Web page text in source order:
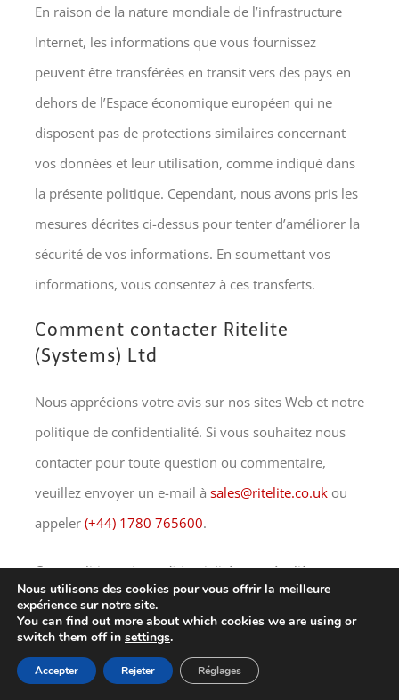
En raison de la nature mondiale de l’infrastructure
Internet, les informations que vous fournissez
peuvent être transférées en transit vers des pays en
dehors de l’Espace économique européen qui ne
disposent pas de protections similaires concernant
vos données et leur utilisation, comme indiqué dans
la présente politique. Cependant, nous avons pris les
mesures décrites ci-dessus pour tenter d’améliorer la
sécurité de vos informations. En soumettant vos
informations, vous consentez à ces transferts.
Comment contacter Ritelite
(Systems) Ltd
Nous apprécions votre avis sur nos sites Web et notre
politique de confidentialité. Si vous souhaitez nous
contacter pour toute question ou commentaire,
veuillez envoyer un e-mail à sales@ritelite.co.ukou
appeler (+44) 1780 765600.
Cette politique de confidentialité sera régulièrement
mise à jour. Dernière mise à jour mars 2024.
Nous utilisons des cookies pour vous offrir la meilleure
expérience sur notre site.
You can find out more about which cookies we are using or
switch them off in settings.
Accepter Rejeter Réglages